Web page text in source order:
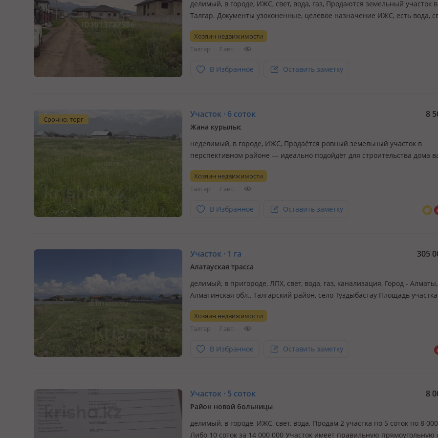
делимый, в городе, ИЖС, свет, вода, газ, Продаются земельный участок
Талгар. Документы узоконенные, целевое назначение ИЖС, есть вода,
больница, ЦООН, мечеть, детские сады, супермаркеты и магазины.
Хозяин недвижимости
Талгар
7 авг.
В Избранное Оставить заметку
Срочно, торг Участок · 6 соток 8
Жана курылыс
неделимый, в городе, ИЖС, Продаётся ровный земельный участок в
перспективном районе — идеально подойдёт для строительства дома
готовы к сделке. Отличный вариант как для собственного проживания,
инвестици…
Хозяин недвижимости
Талгар
7 авг.
В Избранное Оставить заметку
Участок · 1 га 305
Алатауская трасса
делимый, в пригороде, ЛПХ, свет, вода, газ, канализация, Город - Алматы,
Алматинская обл., Талгарский район, село Туздыбастау Площадь участка
назначение - для ведения личного подсобного хозяйства. Преимущества:
Перспекти…
Хозяин недвижимости
Талгар
7 авг.
В Избранное Оставить заметку
Участок · 5 соток 8
Район новой больницы
делимый, в городе, ИЖС, свет, вода, Продам 2 участка по 5 соток по 8
Либо 10 соток за 14 000 000 Участок имеет правильную прямоугольную